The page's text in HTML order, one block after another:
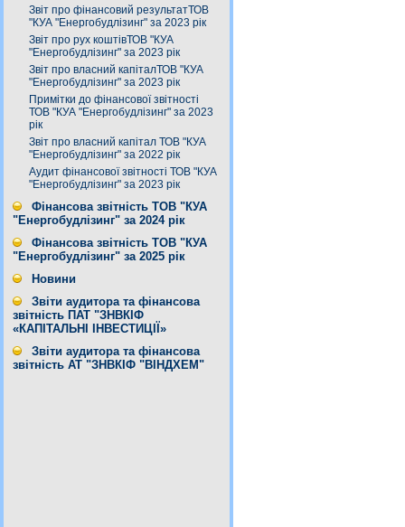
Звіт про фінансовий результатТОВ
"КУА "Енергобудлізинг" за 2023 рік
Звіт про рух коштівТОВ "КУА
"Енергобудлізинг" за 2023 рік
Звіт про власний капіталТОВ "КУА
"Енергобудлізинг" за 2023 рік
Примітки до фінансової звітності
ТОВ "КУА "Енергобудлізинг" за 2023
рік
Звіт про власний капітал ТОВ "КУА
"Енергобудлізинг" за 2022 рік
Аудит фінансової звітності ТОВ "КУА
"Енергобудлізинг" за 2023 рік
Фінансова звітність ТОВ "КУА
"Енергобудлізинг" за 2024 рік
Фінансова звітність ТОВ "КУА
"Енергобудлізинг" за 2025 рік
Новини
Звіти аудитора та фінансова
звітність ПАТ "ЗНВКІФ
«КАПІТАЛЬНІ ІНВЕСТИЦІЇ»
Звіти аудитора та фінансова
звітність АТ "ЗНВКІФ "ВІНДХЕМ"